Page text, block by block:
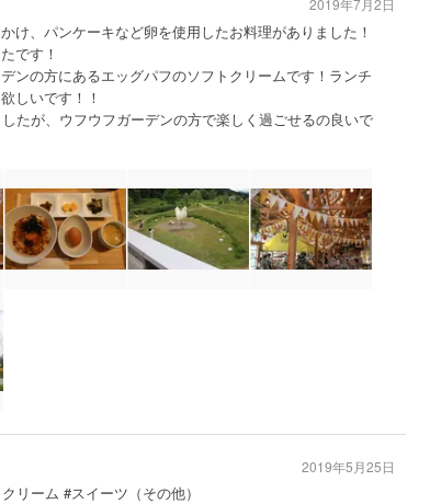
け、パンケーキなど卵を使用したお料理がありました！
です！
ンの方にあるエッグパフのソフトクリームです！ランチ
しいです！！
たが、ウフウフガーデンの方で楽しく過ごせるの良いで
2019年7月2日
リーム #スイーツ（その他）
2019年5月25日